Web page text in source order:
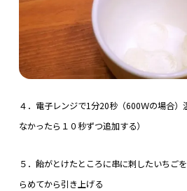
４．電子レンジで1分20秒（600Ｗの場合
なかったら１０秒ずつ追加する）
５．飴がとけたところに串に刺したいちご
らめてから引き上げる